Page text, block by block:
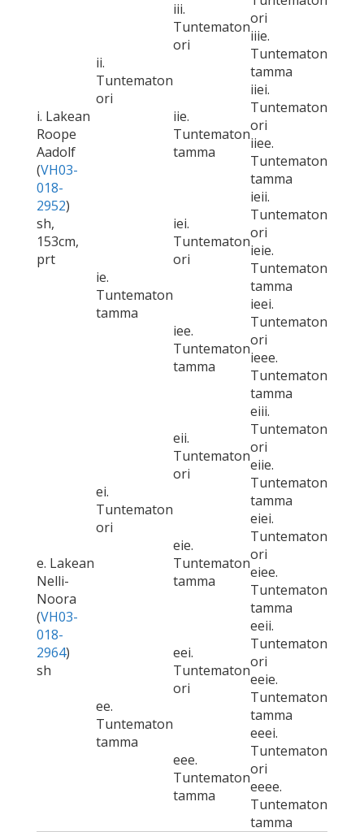
i. Lakean
Roope
Aadolf
(VH03-
018-
2952)
sh,
153cm,
prt
ii.
Tuntematon
ori
iii.
Tuntematon
ori
ori
iiie.
Tuntematon
tamma
iie.
Tuntematon
tamma
iiei.
Tuntematon
ori
iiee.
Tuntematon
tamma
ie.
Tuntematon
tamma
iei.
Tuntematon
ori
ieii.
Tuntematon
ori
ieie.
Tuntematon
tamma
iee.
Tuntematon
tamma
ieei.
Tuntematon
ori
ieee.
Tuntematon
tamma
e. Lakean
Nelli-
Noora
(VH03-
018-
2964)
sh
ei.
Tuntematon
ori
eii.
Tuntematon
ori
eiii.
Tuntematon
ori
eiie.
Tuntematon
tamma
eie.
Tuntematon
tamma
eiei.
Tuntematon
ori
eiee.
Tuntematon
tamma
ee.
Tuntematon
tamma
eei.
Tuntematon
ori
eeii.
Tuntematon
ori
eeie.
Tuntematon
tamma
eee.
Tuntematon
tamma
eeei.
Tuntematon
ori
eeee.
Tuntematon
tamma